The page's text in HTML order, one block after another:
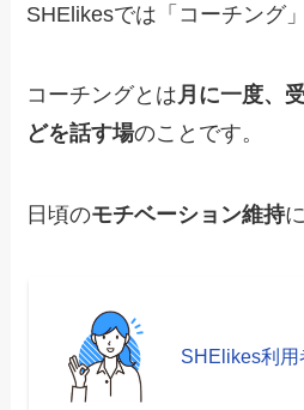
SHElikesでは「コーチング
コーチングとは月に一度、
どを話す場のことです。
日頃のモチベーション維持
SHElikes利用